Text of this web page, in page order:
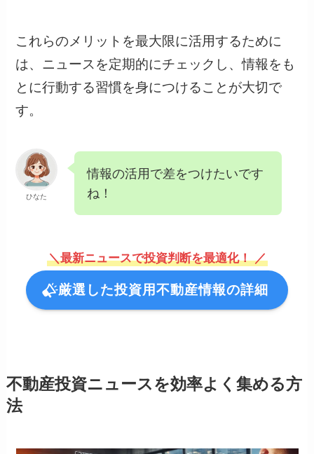
これらのメリットを最大限に活用するために
は、ニュースを定期的にチェックし、情報をも
とに行動する習慣を身につけることが大切で
す。
ひなた
情報の活用で差をつけたいです
ね！
＼最新ニュースで投資判断を最適化！ ／
厳選した投資用不動産情報の詳細
不動産投資ニュースを効率よく集める方
法